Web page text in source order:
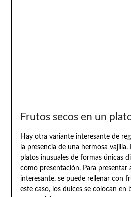
Frutos secos en un
Hay otra variante interesante de
la presencia de una hermosa
platos inusuales de formas únicas
como presentación. Para presentar
interesante, se puede rellenar con
este caso, los dulces se colocan en